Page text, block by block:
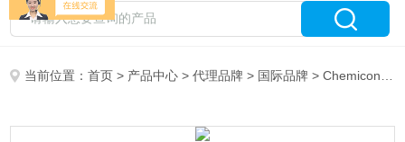
当前位置：首页 > 产品中心 >代理品牌 > 国际品牌 > Chemicon&Upstate特约总代理